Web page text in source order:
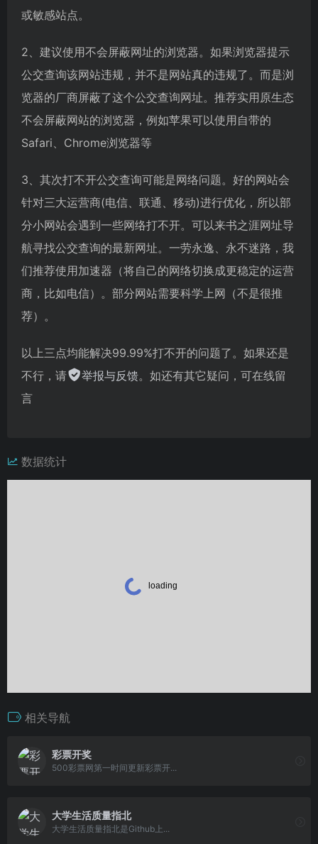
或敏感站点。
2、建议使用不会屏蔽网址的浏览器。如果浏览器提示
公交查询该网站违规，并不是网站真的违规了。而是浏
览器的厂商屏蔽了这个公交查询网址。推荐实用原生态
不会屏蔽网站的浏览器，例如苹果可以使用自带的
Safari、Chrome浏览器等
3、其次打不开公交查询可能是网络问题。好的网站会
针对三大运营商(电信、联通、移动)进行优化，所以部
分小网站会遇到一些网络打不开。可以来书之涯网址导
航寻找公交查询的最新网址。一劳永逸、永不迷路，我
们推荐使用加速器（将自己的网络切换成更稳定的运营
商，比如电信）。部分网站需要科学上网（不是很推
荐）。
以上三点均能解决99.99%打不开的问题了。如果还是
不行，请
举报与反馈。如还有其它疑问，可在线留
言
数据统计
相关导航
彩票开奖
500彩票网第一时间更新彩票开...
大学生活质量指北
大学生活质量指北是Github上...